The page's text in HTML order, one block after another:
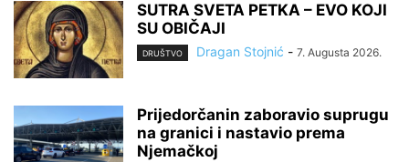
SUTRA SVETA PETKA – EVO KOJI
SU OBIČAJI
DRUŠTVO Dragan Stojnić - 7. Augusta 2026.
Prijedorčanin zaboravio suprugu
na granici i nastavio prema
Njemačkoj